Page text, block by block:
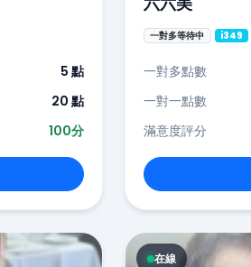
5 點
20 點
100分
一對多等待中 i349
一對多點數
一對一點數
滿意度評分
在線